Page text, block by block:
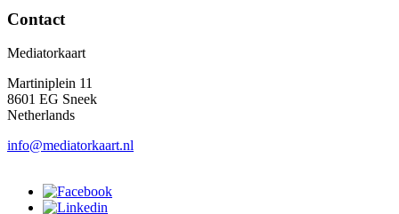
Contact
Mediatorkaart
Martiniplein 11
8601 EG Sneek
Netherlands
info@mediatorkaart.nl